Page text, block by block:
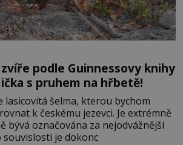
podle Guinnessovy knihy
s pruhem na hřbetě!
lasicovitá šelma, kterou bychom
k českému jezevci. Je extrémně
bývá označována za nejodvážnější
souvislosti je dokonc